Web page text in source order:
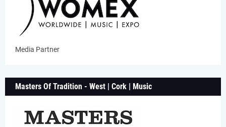
Media Partner
Masters Of Tradition - West | Cork | Music